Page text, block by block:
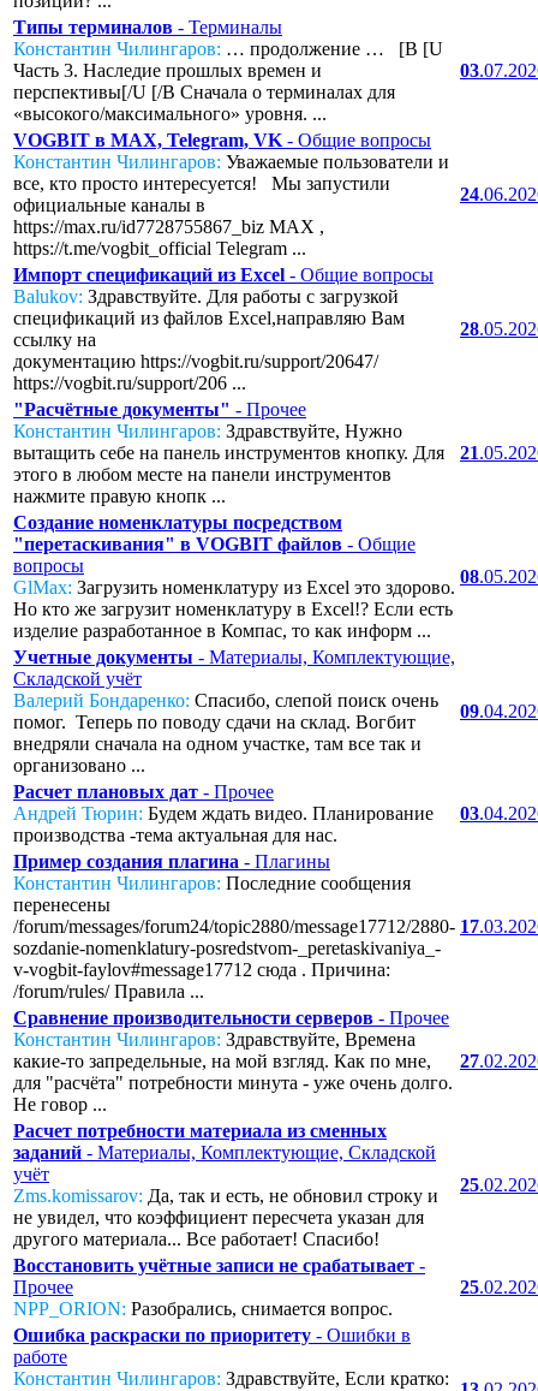
Типы терминалов - Терминалы
Константин Чилингаров: … продолжение … [B [U
Часть 3. Наследие прошлых времен и
перспективы[/U [/B Сначала о терминалах для
«высокого/максимального» уровня. ...
03
VOGBIT в MAX, Telegram, VK - Общие вопросы
Константин Чилингаров: Уважаемые пользователи и
все, кто просто интересуется! Мы запустили
официальные каналы в
https://max.ru/id7728755867_biz MAX ,
https://t.me/vogbit_official Telegram ...
24
Импорт спецификаций из Excel - Общие вопросы
Balukov: Здравствуйте. Для работы с загрузкой
спецификаций из файлов Excel,направляю Вам
ссылку на
документацию https://vogbit.ru/support/20647/
https://vogbit.ru/support/206 ...
28
"Расчётные документы" - Прочее
Константин Чилингаров: Здравствуйте, Нужно
вытащить себе на панель инструментов кнопку. Для
этого в любом месте на панели инструментов
нажмите правую кнопк ...
21
Создание номенклатуры посредством
"перетаскивания" в VOGBIT файлов - Общие
вопросы
GlMax: Загрузить номенклатуру из Excel это здорово.
Но кто же загрузит номенклатуру в Excel!? Если есть
изделие разработанное в Компас, то как информ ...
08
Учетные документы - Материалы, Комплектующие,
Складской учёт
Валерий Бондаренко: Спасибо, слепой поиск очень
помог. Теперь по поводу сдачи на склад. Вогбит
внедряли сначала на одном участке, там все так и
организовано ...
09
Расчет плановых дат - Прочее
Андрей Тюрин: Будем ждать видео. Планирование
производства -тема актуальная для нас.
03
Пример создания плагина - Плагины
Константин Чилингаров: Последние сообщения
перенесены
/forum/messages/forum24/topic2880/message17712/2880-
sozdanie-nomenklatury-posredstvom-_peretaskivaniya_-
v-vogbit-faylov#message17712 сюда . Причина:
/forum/rules/ Правила ...
17
Сравнение производительности серверов - Прочее
Константин Чилингаров: Здравствуйте, Времена
какие-то запредельные, на мой взгляд. Как по мне,
для "расчёта" потребности минута - уже очень долго.
Не говор ...
27
Расчет потребности материала из сменных
заданий - Материалы, Комплектующие, Складской
учёт
Zms.komissarov: Да, так и есть, не обновил строку и
не увидел, что коэффициент пересчета указан для
другого материала... Все работает! Спасибо!
25
Восстановить учётные записи не срабатывает -
Прочее
NPP_ORION: Разобрались, снимается вопрос.
25
Ошибка раскраски по приоритету - Ошибки в
работе
Константин Чилингаров: Здравствуйте, Если кратко: